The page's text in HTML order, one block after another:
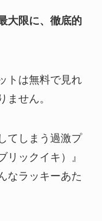
大限に、徹底的
トは無料で見れ
ません。
てしまう過激プ
リックイキ）』
なラッキーあた